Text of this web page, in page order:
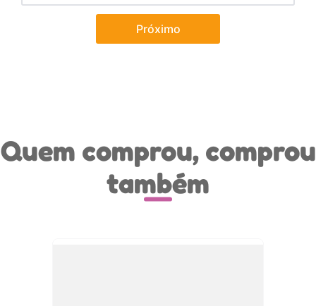
Próximo
Quem comprou, comprou
também